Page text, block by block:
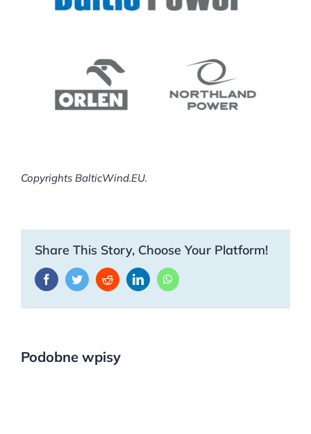
Copyrights BalticWind.EU.
Share This Story, Choose Your Platform!
FacebookTwitterRedditLinkedInWhatsApp
Podobne wpisy